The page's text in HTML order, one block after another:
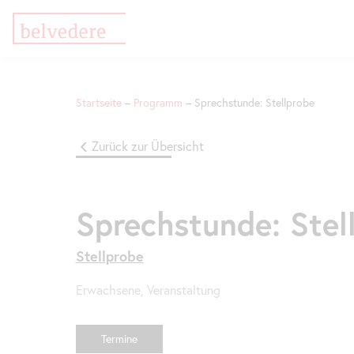
Sprechstunde:
Stellprobe
Pfadnavigation
Startseite Programm Sprechstunde: Stellprobe
Zurück zur Übersicht
Sprechstunde:
Stellprobe
Erwachsene, Veranstaltung
Termine